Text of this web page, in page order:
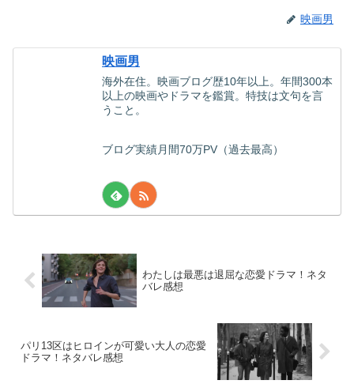
映画男
映画男
海外在住。映画ブログ歴10年以上。年間300本
以上の映画やドラマを鑑賞。特技は文句を言
うこと。
ブログ実績月間70万PV（過去最高）
わたしは最悪は退屈な恋愛ドラマ！ネタ
バレ感想
パリ13区はヒロインが可愛い大人の恋愛
ドラマ！ネタバレ感想